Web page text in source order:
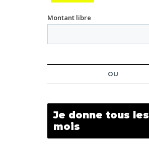
Montant libre
OU
Je donne tous les
mois